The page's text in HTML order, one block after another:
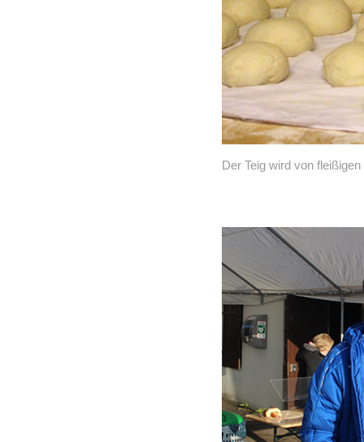
Der Teig wird von